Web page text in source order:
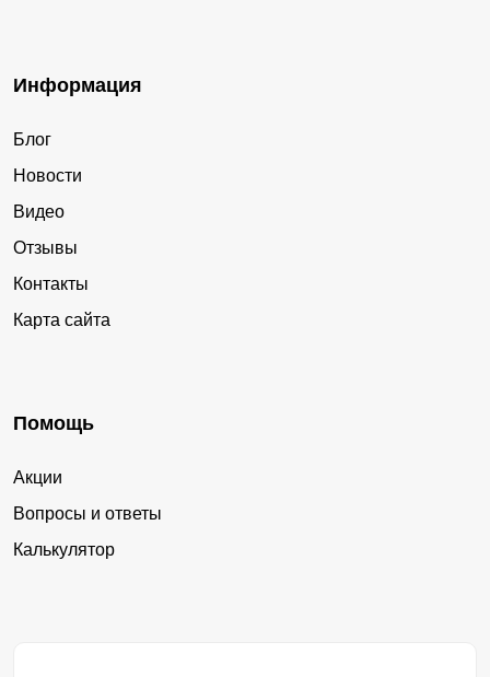
Информация
Блог
Новости
Видео
Отзывы
Контакты
Карта сайта
Помощь
Акции
Вопросы и ответы
Калькулятор